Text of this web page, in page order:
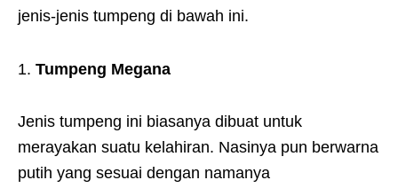
jenis-jenis tumpeng di bawah ini.
Tumpeng Megana
Jenis tumpeng ini biasanya dibuat untuk
merayakan suatu kelahiran. Nasinya pun berwarna
putih yang sesuai dengan namanya